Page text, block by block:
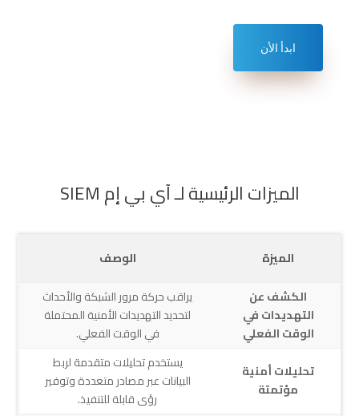
ابدأ الأن
الميزات الرئيسية لـ آي بي إم SIEM
الميزة
الوصف
الكشف عن
التهديدات في
الوقت الفعلي
يراقب حركة مرور الشبكة والأحداث
لتحديد التهديدات الأمنية المحتملة
في الوقت الفعلي.
تحليلات أمنية
مؤتمتة
يستخدم تحليلات متقدمة لربط
البيانات عبر مصادر متعددة وتوفير
رؤى قابلة للتنفيذ.